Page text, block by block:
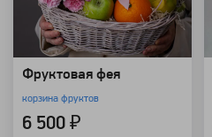
Фруктовая фея
корзина фруктов
6 500 ₽